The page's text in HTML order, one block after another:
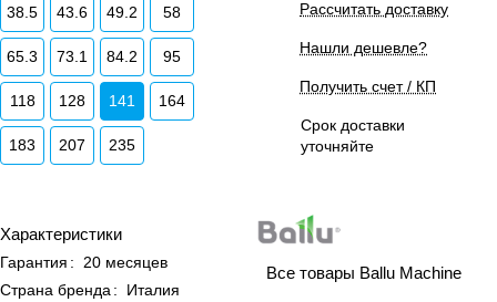
38.5 43.6 49.2 58
65.3 73.1 84.2 95
118 128 141 164
183 207 235
Характеристики
Гарантия :
20 месяцев
Страна бренда :
Италия
Рассчитать доставку
Нашли дешевле?
Получить счет / КП
Срок доставки
уточняйте
Все товары Ballu Machine